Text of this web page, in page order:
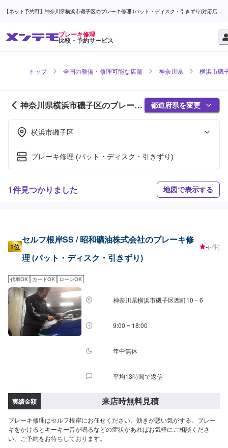
【ネット予約可】神奈川県横浜市磯子区のブレーキ修理 (パット・ディスク・引きずり)対応店舗
ブレーキ修理
比較・予約サービス
トップ 全国の整備・修理可能な店舗 神奈川県 横浜市磯
神奈川県横浜市磯子区のブレーキ
修理対応店舗紹介 (1ページ目)
都道府県を変更
横浜市磯子区
ブレーキ修理 (パット・ディスク・引きずり)
1件見つかりました 地図で表示する
1位
セルフ根岸SS / 昭和礦油株式会社のブレーキ修
理 (パット・ディスク・引きずり)
-(-件)
代車OK カードOK ローンOK
神奈川県横浜市磯子区西町10－6
9:00 ~ 18:00
年中無休
平均13時間で返信
実績金額 来店時無料見積
ブレーキ修理はセルフ根岸にお任せください。効きが悪い気がする、ブレー
キをかけるとキーキー音が鳴るなどの症状があればお気軽にご相談くださ
い。ご予約をお待ちしております。